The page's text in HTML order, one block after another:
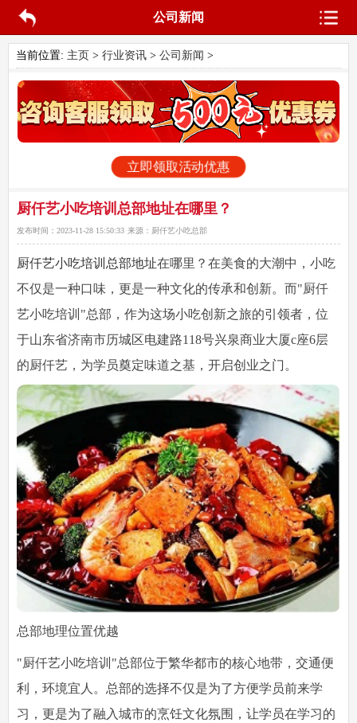
公司新闻
当前位置: 主页 > 行业资讯> 公司新闻 >
立即领取活动优惠
厨仟艺小吃培训总部地址在哪里？
发布时间： 2023-11-28 15:50:33 来源： 厨仟艺小吃总部
厨仟艺小吃培训总部地址在哪里？在美食的大潮中，小吃
不仅是一种口味，更是一种文化的传承和创新。而"厨仟
艺小吃培训"总部，作为这场小吃创新之旅的引领者，位
于山东省济南市历城区电建路118号兴泉商业大厦c座6层
的厨仟艺，为学员奠定味道之基，开启创业之门。
总部地理位置优越
"厨仟艺小吃培训"总部位于繁华都市的核心地带，交通便
利，环境宜人。总部的选择不仅是为了方便学员前来学
习，更是为了融入城市的烹饪文化氛围，让学员在学习的